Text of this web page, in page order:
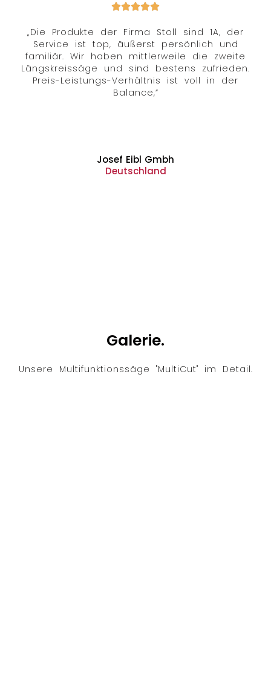
„Die Produkte der Firma Stoll sind 1A, der
Service ist top, äußerst persönlich und
familiär. Wir haben mittlerweile die zweite
Längskreissäge und sind bestens zufrieden.
Preis-Leistungs-Verhältnis ist voll in der
Balance,“
Josef Eibl Gmbh
Deutschland
Galerie.
Unsere Multifunktionssäge "MultiCut" im Detail.